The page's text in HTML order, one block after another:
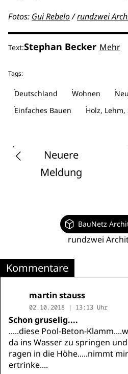
Fotos: Gui Rebelo/rundzwei
Text:Stephan Becker Mehr
Tags:
Deutschland Wohnen
Einfaches Bauen
Holz, Lehm,
Neuere
Meldung
BauNetz
rundzwei
Kommentare
martin stauss
02.10.2018 | 13:13 Uhr
Schon gruselig....
.....diese Pool-Beton-
da ins Wasser zu springen
ragen in die Höhe.....nimmt
ertrinke....